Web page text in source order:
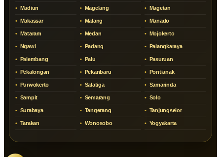
Madiun Magelang Magetan
Makassar Malang Manado
Mataram Medan Mojokerto
Ngawi Padang Palangkaraya
Palembang Palu Pasuruan
Pekalongan Pekanbaru Pontianak
Purwokerto Salatiga Samarinda
Sampit Semarang Solo
Surabaya Tangerang Tanjungselor
Tarakan Wonosobo Yogyakarta